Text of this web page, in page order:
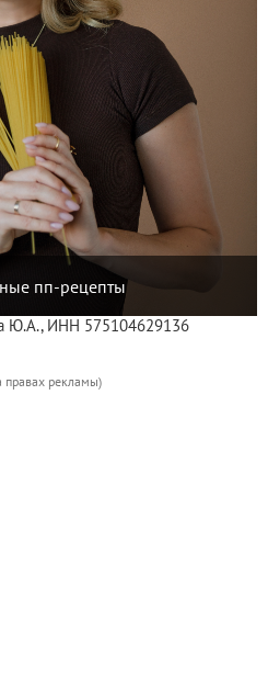
пп-рецепты
Ю.А., ИНН 575104629136
правах рекламы)